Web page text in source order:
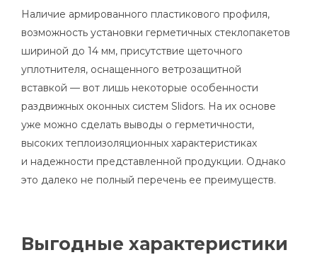
Наличие армированного пластикового профиля,
возможность установки герметичных стеклопакетов
шириной до 14 мм, присутствие щеточного
уплотнителя, оснащенного ветрозащитной
вставкой — вот лишь некоторые особенности
раздвижных оконных систем Slidors. На их основе
уже можно сделать выводы о герметичности,
высоких теплоизоляционных характеристиках
и надежности представленной продукции. Однако
это далеко не полный перечень ее преимуществ.
Выгодные характеристики